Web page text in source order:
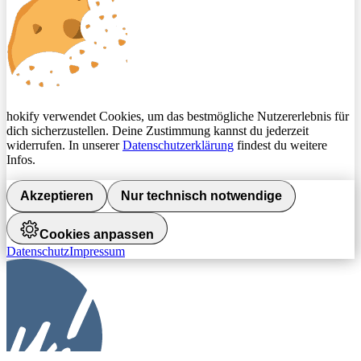
hokify verwendet Cookies, um das bestmögliche Nutzererlebnis für
dich sicherzustellen. Deine Zustimmung kannst du jederzeit
widerrufen. In unsererDatenschutzerklärung findest du weitere
Infos.
Akzeptieren Nur technisch notwendige
Cookies anpassen
DatenschutzImpressum